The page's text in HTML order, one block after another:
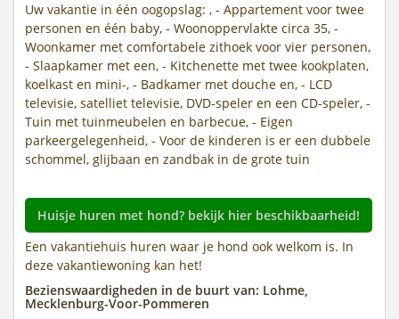
Uw vakantie in één oogopslag: , - Appartement voor twee
personen en één baby, - Woonoppervlakte circa 35, -
Woonkamer met comfortabele zithoek voor vier personen,
- Slaapkamer met een, - Kitchenette met twee kookplaten,
koelkast en mini-, - Badkamer met douche en, - LCD
televisie, satelliet televisie, DVD-speler en een CD-speler, -
Tuin met tuinmeubelen en barbecue, - Eigen
parkeergelegenheid, - Voor de kinderen is er een dubbele
schommel, glijbaan en zandbak in de grote tuin
Huisje huren met hond? bekijk hier beschikbaarheid!
Een vakantiehuis huren waar je hond ook welkom is. In
deze vakantiewoning kan het!
Bezienswaardigheden in de buurt van: Lohme,
Mecklenburg-Voor-Pommeren